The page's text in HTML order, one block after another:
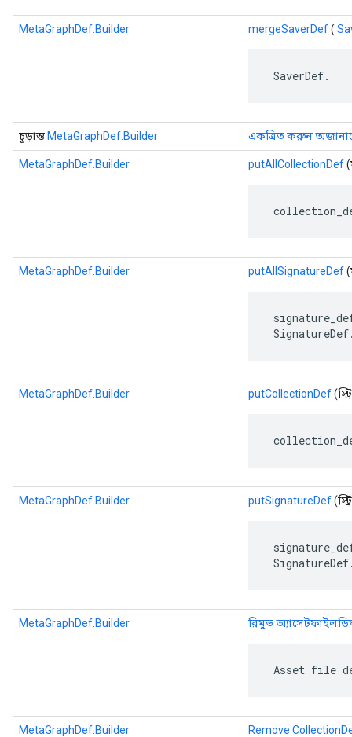
MetaGraphDef.Builder mergeSaverDef(
SaverDef.
চূড়ান্ত MetaGraphDef.Builder একত্রিত করুন
MetaGraphDef.Builder putAllCollectionDef
MetaGraphDef.Builder putAllSignatureDef
MetaGraphDef.Builder putCollectionDef
MetaGraphDef.Builder putSignatureDef
MetaGraphDef.Builder রিমুভ
Asset file
MetaGraphDef.Builder Remove